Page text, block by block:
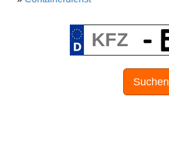
Suchen